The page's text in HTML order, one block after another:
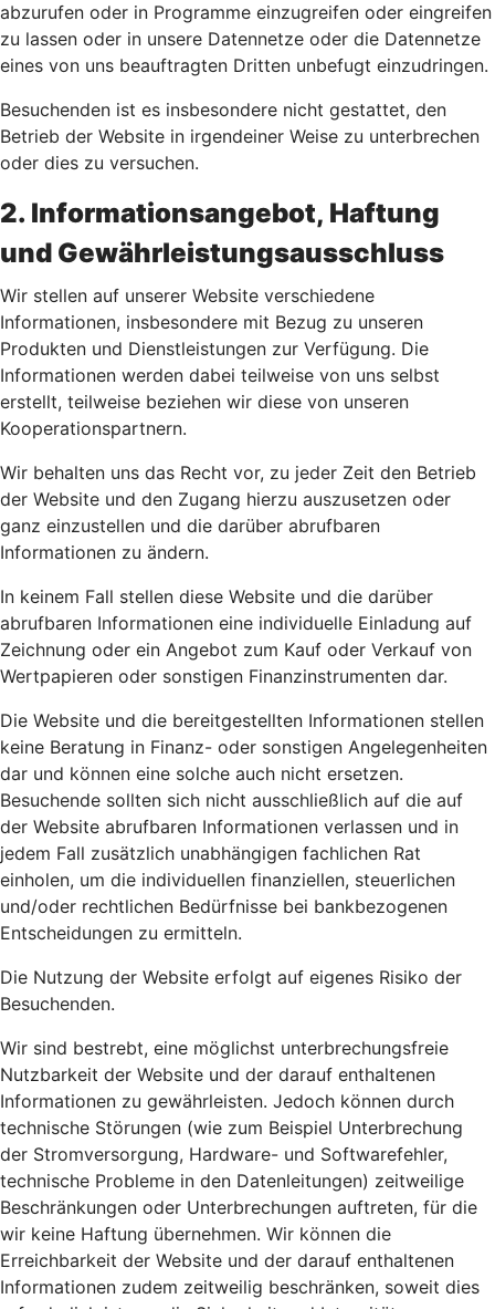
abzurufen oder in Programme einzugreifen oder eingreifen
zu lassen oder in unsere Datennetze oder die Datennetze
eines von uns beauftragten Dritten unbefugt einzudringen.
Besuchenden ist es insbesondere nicht gestattet, den
Betrieb der Website in irgendeiner Weise zu unterbrechen
oder dies zu versuchen.
2. Informationsangebot, Haftung
und Gewährleistungsausschluss
Wir stellen auf unserer Website verschiedene
Informationen, insbesondere mit Bezug zu unseren
Produkten und Dienstleistungen zur Verfügung. Die
Informationen werden dabei teilweise von uns selbst
erstellt, teilweise beziehen wir diese von unseren
Kooperationspartnern.
Wir behalten uns das Recht vor, zu jeder Zeit den Betrieb
der Website und den Zugang hierzu auszusetzen oder
ganz einzustellen und die darüber abrufbaren
Informationen zu ändern.
In keinem Fall stellen diese Website und die darüber
abrufbaren Informationen eine individuelle Einladung auf
Zeichnung oder ein Angebot zum Kauf oder Verkauf von
Wertpapieren oder sonstigen Finanzinstrumenten dar.
Die Website und die bereitgestellten Informationen stellen
keine Beratung in Finanz- oder sonstigen Angelegenheiten
dar und können eine solche auch nicht ersetzen.
Besuchende sollten sich nicht ausschließlich auf die auf
der Website abrufbaren Informationen verlassen und in
jedem Fall zusätzlich unabhängigen fachlichen Rat
einholen, um die individuellen finanziellen, steuerlichen
und/oder rechtlichen Bedürfnisse bei bankbezogenen
Entscheidungen zu ermitteln.
Die Nutzung der Website erfolgt auf eigenes Risiko der
Besuchenden.
Wir sind bestrebt, eine möglichst unterbrechungsfreie
Nutzbarkeit der Website und der darauf enthaltenen
Informationen zu gewährleisten. Jedoch können durch
technische Störungen (wie zum Beispiel Unterbrechung
der Stromversorgung, Hardware- und Softwarefehler,
technische Probleme in den Datenleitungen) zeitweilige
Beschränkungen oder Unterbrechungen auftreten, für die
wir keine Haftung übernehmen. Wir können die
Erreichbarkeit der Website und der darauf enthaltenen
Informationen zudem zeitweilig beschränken, soweit dies